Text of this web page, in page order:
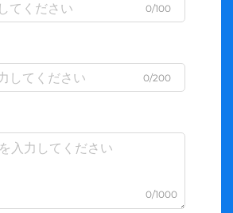
0/100
0/200
0/1000